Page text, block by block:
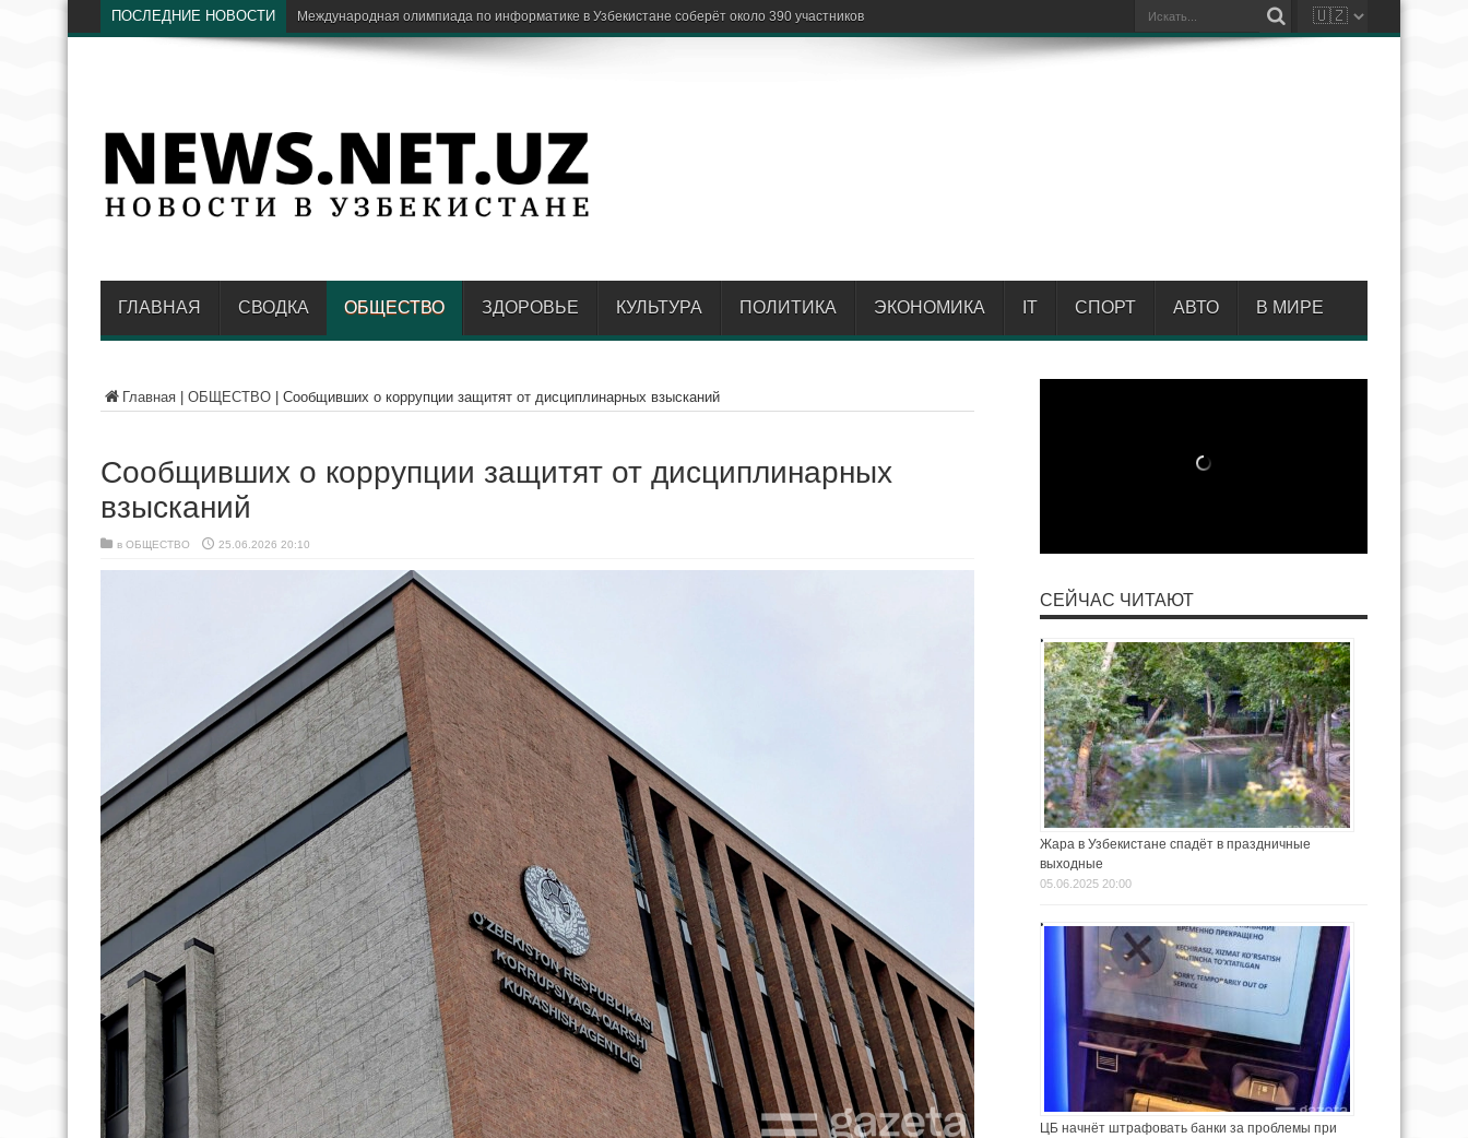
ПОСЛЕДНИЕ НОВОСТИ Экс-глава «Узбекнефтегаза» не
ГЛАВНАЯ СВОДКА ОБЩЕСТВО ЗДОРОВЬЕ КУЛЬТУРА ПОЛИТИКА ЭКОНОМИКА IT СПОРТ АВТО В МИРЕ
Главная ОБЩЕСТВО Сообщивших о коррупции защитят от дисциплинарных взысканий
Сообщивших о коррупции защитят от дисциплинарных
взысканий
в ОБЩЕСТВО 25.06.2026 20:10
СЕЙЧАС ЧИТАЮТ
Жара в Узбекистане спадёт в праздничные
выходные
05.06.2025 20:00
ЦБ начнёт штрафовать банки за проблемы при